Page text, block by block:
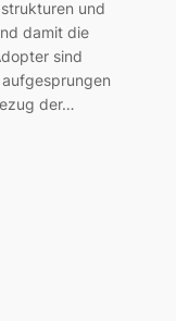
und
damit die
sind
der…